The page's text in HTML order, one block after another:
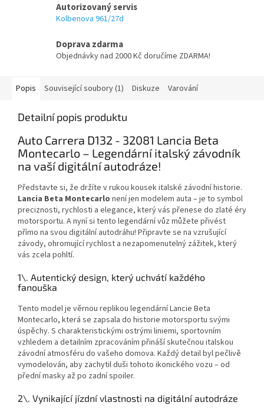
Autorizovaný servis
Kolbenova 961/27d
Doprava zdarma
Objednávky nad 2000 Kč doručíme ZDARMA!
Popis Související soubory (1) Diskuze Varování
Detailní popis produktu
Auto Carrera D132 - 32081 Lancia Beta
Montecarlo – Legendární italský závodník
na vaší digitální autodráze!
Představte si, že držíte v rukou kousek italské závodní historie.
Lancia Beta Montecarlo není jen modelem auta – je to symbol
preciznosti, rychlosti a elegance, který vás přenese do zlaté éry
motorsportu. A nyní si tento legendární vůz můžete přivést
přímo na svou digitální autodráhu! Připravte se na vzrušující
závody, ohromující rychlost a nezapomenutelný zážitek, který
vás zcela pohltí.
1\. Autentický design, který uchvátí každého
fanouška
Tento model je věrnou replikou legendární Lancie Beta
Montecarlo, která se zapsala do historie motorsportu svými
úspěchy. S charakteristickými ostrými liniemi, sportovním
vzhledem a detailním zpracováním přináší skutečnou italskou
závodní atmosféru do vašeho domova. Každý detail byl pečlivě
vymodelován, aby zachytil duši tohoto ikonického vozu – od
přední masky až po zadní spoiler.
2\. Vynikající jízdní vlastnosti na digitální autodráze